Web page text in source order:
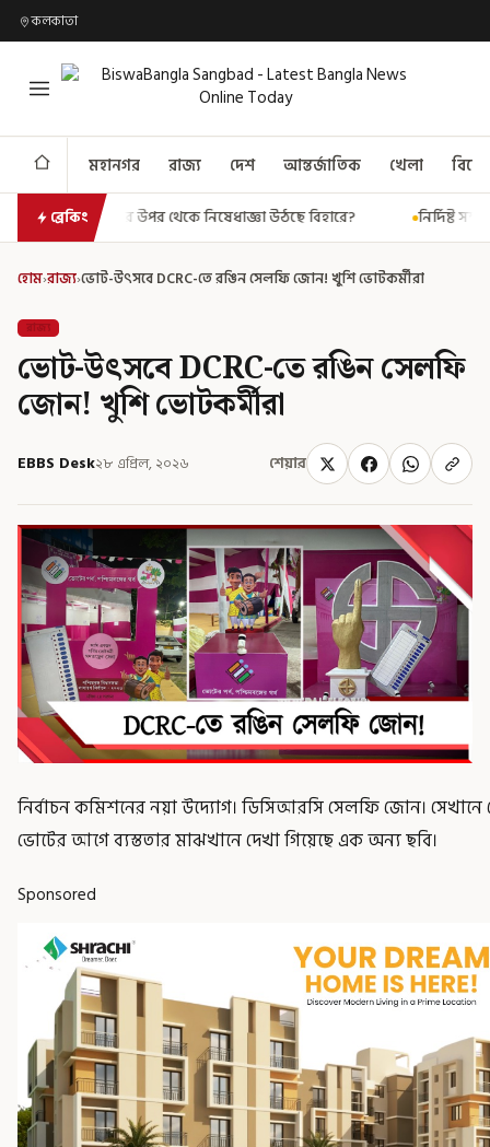
কলকাতা
মহানগর রাজ্য দেশ আন্তর্জাতিক খেলা
ব্রেকিং
বিহারে? নির্দিষ্ট সম্প্রদায়কে বেছে টার্গেট করা হবে না! আবু-খলিলুরকে
হোম›রাজ্য›ভোট-উৎসবে DCRC-তে রঙিন সেলফি জোন! খুশি ভোটকর্মীরা
রাজ্য
ভোট-উৎসবে DCRC-তে রঙিন সেলফি
জোন! খুশি ভোটকর্মীরা
EBBS Desk২৮ এপ্রিল, ২০২৬ শেয়ার
নির্বাচন কমিশনের নয়া উদ্যোগ। ডিসিআরসি সেলফি জোন।
ভোটের আগে ব্যস্ততার মাঝখানে দেখা গিয়েছে এক অন্য ছবি।
Sponsored